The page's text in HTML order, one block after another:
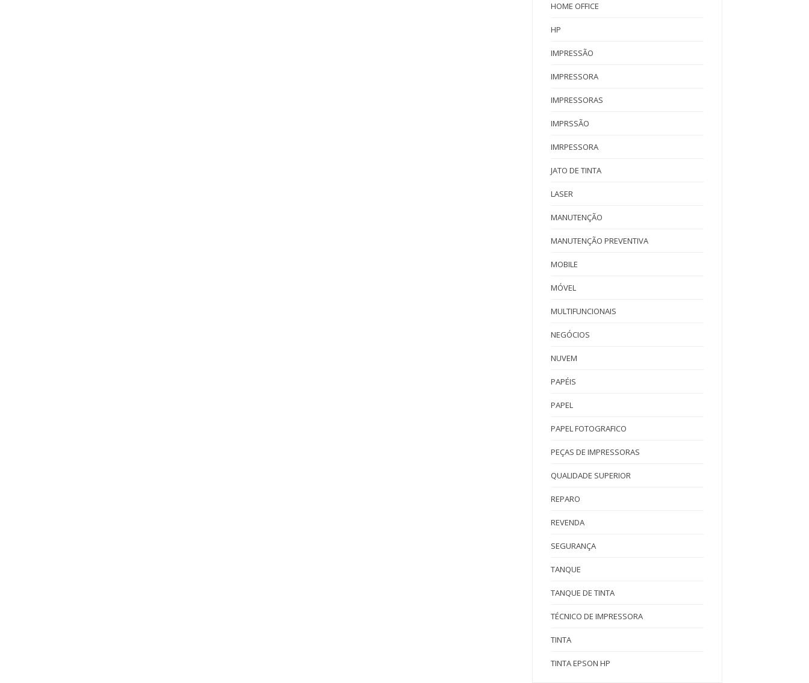
HOME OFFICE
HP
IMPRESSÃO
IMPRESSORA
IMPRESSORAS
IMPRSSÃO
IMRPESSORA
JATO DE TINTA
LASER
MANUTENÇÃO
MANUTENÇÃO PREVENTIVA
MOBILE
MÓVEL
MULTIFUNCIONAIS
NEGÓCIOS
NUVEM
PAPÉIS
PAPEL
PAPEL FOTOGRAFICO
PEÇAS DE IMPRESSORAS
QUALIDADE SUPERIOR
REPARO
REVENDA
SEGURANÇA
TANQUE
TANQUE DE TINTA
TÉCNICO DE IMPRESSORA
TINTA
TINTA EPSON HP